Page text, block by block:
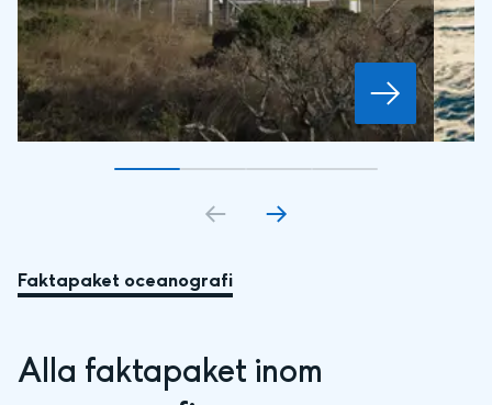
Gå till bildkort1
Gå till bildkort2
Gå till bildkort3
Gå till bildkort
Faktapaket oceanografi
Alla faktapaket inom